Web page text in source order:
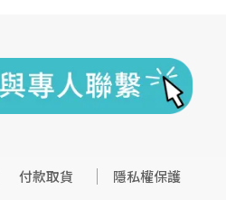
付款取貨
隱私權保護